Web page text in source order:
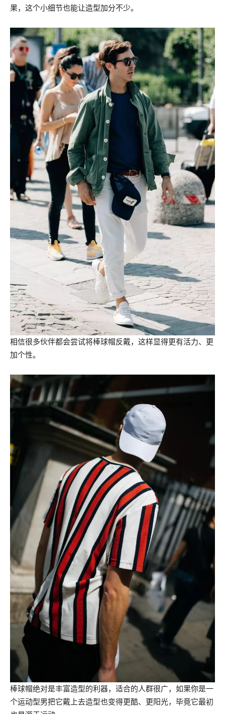
果，这个小细节也能让造型加分不少。
相信很多伙伴都会尝试将棒球帽反戴，这样显得更有活力、更
加个性。
棒球帽绝对是丰富造型的利器，适合的人群很广，如果你是一
个运动型男把它戴上去造型也变得更酷、更阳光，毕竟它最初